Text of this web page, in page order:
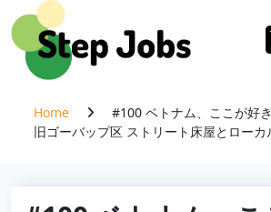
Home
#100 ベトナム、ここが好
旧ゴーバップ区 ストリート床屋とローカ